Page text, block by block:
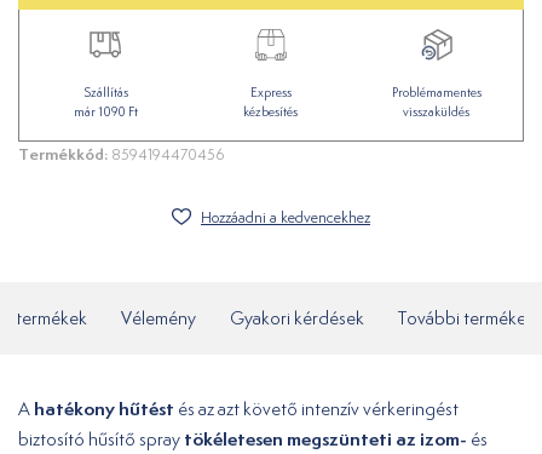
Szállítás
már 1090 Ft
Express
kézbesítés
Problémamentes
visszaküldés
Termékkód: 8594194470456
Hozzáadni a kedvencekhez
termékek Vélemény Gyakori kérdések További termékek
A hatékony hűtést és az azt követő intenzív vérkeringést
biztosító hűsítő spray tökéletesen megszünteti az izom- és